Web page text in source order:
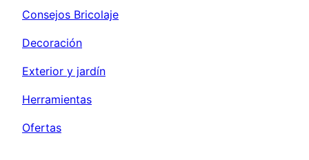
Consejos Bricolaje
Decoración
Exterior y jardín
Herramientas
Ofertas